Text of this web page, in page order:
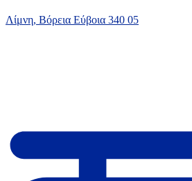
Λίμνη, Βόρεια Εύβοια 340 05